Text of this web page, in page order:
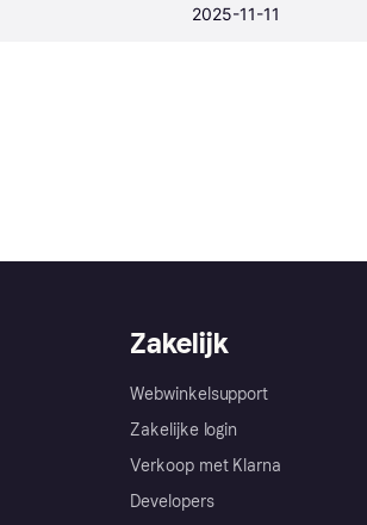
2025-11-11
Zakelijk
Webwinkelsupport
Zakelijke login
Verkoop met Klarna
Developers